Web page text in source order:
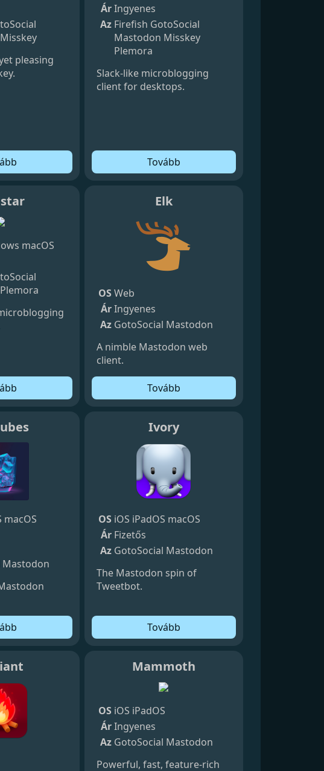
Misskey
pleasing
ÁrIngyenes
Az Firefish GotoSocial
Mastodon Misskey
Plemora
Slack-like microblogging
client for desktops.
Tovább
macOS
Plemora
Elk
OS Web
ÁrIngyenes
Az GotoSocial Mastodon
A nimble Mastodon web
client.
Tovább
macOS
Mastodon
Ivory
OS iOS iPadOS macOS
Ár Fizetős
Az GotoSocial Mastodon
The Mastodon spin of
Tweetbot.
Tovább
Mammoth
OS iOS iPadOS
ÁrIngyenes
Az GotoSocial Mastodon
Powerful, fast, feature-rich